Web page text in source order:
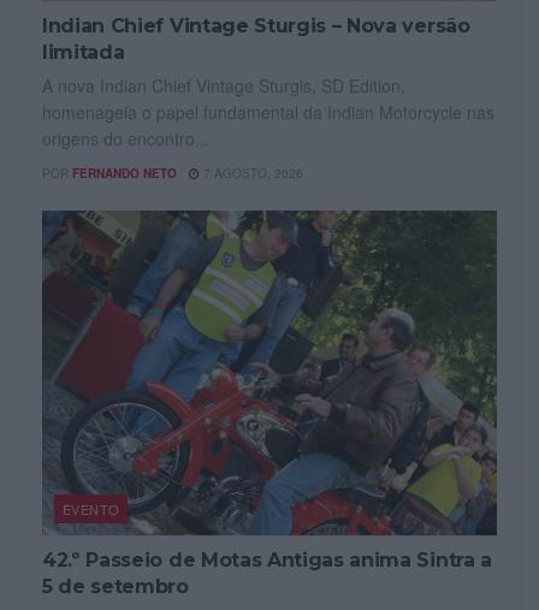
Indian Chief Vintage Sturgis – Nova versão
limitada
A nova Indian Chief Vintage Sturgis, SD Edition,
homenageia o papel fundamental da Indian Motorcycle nas
origens do encontro...
POR FERNANDO NETO 7 AGOSTO, 2026
EVENTO
42.º Passeio de Motas Antigas anima Sintra a
5 de setembro